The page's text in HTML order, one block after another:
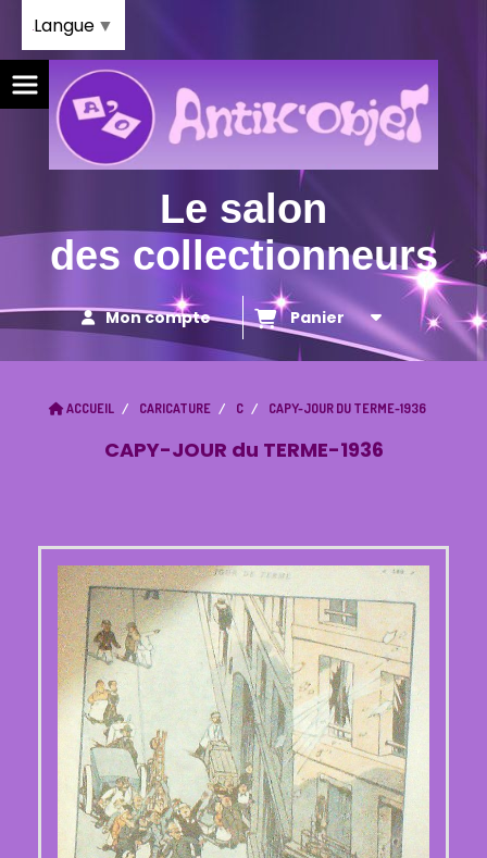
Le salon
des collectionneurs
Mon compte Panier
ACCUEIL CARICATURE C CAPY-JOUR DU TERME-1936
CAPY-JOUR du TERME-1936
Langue ▼